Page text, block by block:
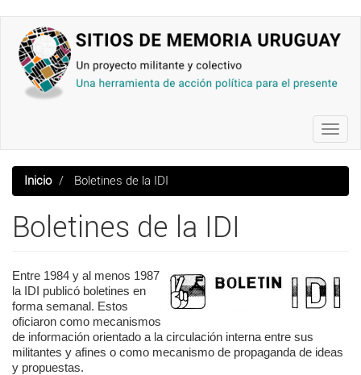
contenido
principal
Inicio Boletines de la IDI
Boletines de la IDI
Entre 1984 y al menos 1987
la IDI publicó boletines en
forma semanal. Estos
oficiaron como mecanismos
de información orientado a la circulación interna entre sus
militantes y afines o como mecanismo de propaganda de ideas
y propuestas.